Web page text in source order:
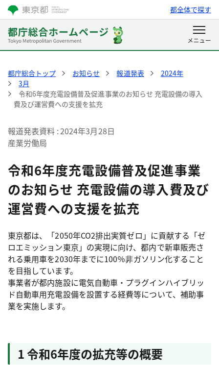
都全体で探す
都庁総合トップ お知らせ 報道発表
2024年
3月
令和6年度充電設備普及促進事業のお知らせ 充電設備の導入
費及び運営費への支援を拡充
報道発表資料 2024年3月28日
産業労働局
令和6年度充電設備普及促進事業
のお知らせ 充電設備の導入費及び
運営費への支援を拡充
東京都は、「2050年CO2排出実質ゼロ」に貢献する「ゼ
ロエミッション東京」の実現に向け、都内で新車販売さ
れる乗用車を2030年までに100％非ガソリン化すること
を目指しています。
事業者が都内施設に電気自動車・プラグインハイブリッ
ド自動車用充電設備を設置する経費等について、補助事
業を実施します。
1 令和6年度の拡充等の概要